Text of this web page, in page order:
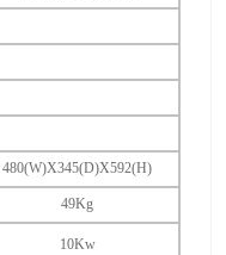
480(W)X345(D)X592(H)
49Kg
10Kw